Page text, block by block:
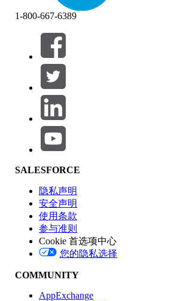
筛选器 (0)
选择筛选器
产品区域
功能影响
版本
1-800-667-6389
SALESFORCE
隐私声明
安全声明
使用条款
参与准则
Cookie 首选项中心
您的隐私选择
COMMUNITY
AppExchange